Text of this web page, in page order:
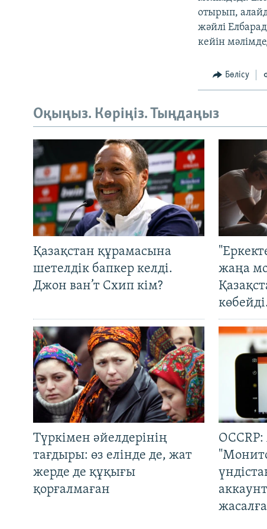
отырып,
жәйлі
кейін
Бөлісу
Оқыңыз. Көріңіз. Тыңдаңыз
Қазақстан құрамасына
шетелдік бапкер келді.
Джон ван’т Схип кім?
жаңа
Түркімен әйелдерінің
тағдыры: өз елінде де, жат
жерде де құқығы
қорғалмаған